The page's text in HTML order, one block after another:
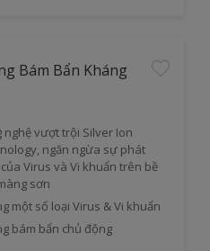
Bám Bẩn Kháng
nghệ vượt trội Silver Ion
ngăn ngừa sự phát
Virus và Vi khuẩn trên bề
sơn
một số loại Virus & Vi khuẩn
bám bẩn chủ động